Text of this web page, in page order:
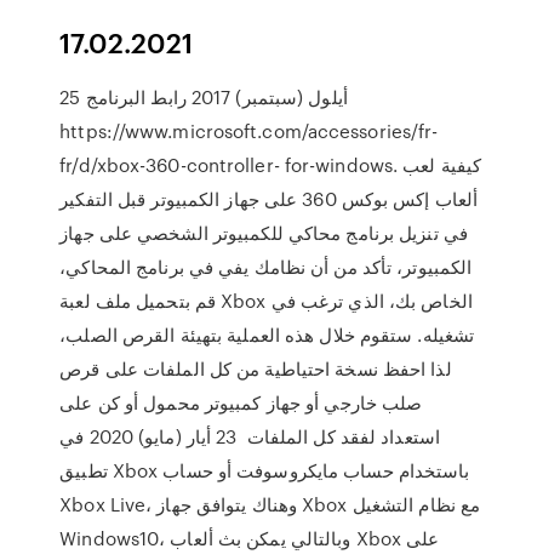
17.02.2021
25 أيلول (سبتمبر) 2017 رابط البرنامج
https://www.microsoft.com/accessories/fr-
fr/d/xbox-360-controller- for-windows. كيفية لعب
ألعاب إكس بوكس ​​360 على جهاز الكمبيوتر قبل التفكير
في تنزيل برنامج محاكي للكمبيوتر الشخصي على جهاز
الكمبيوتر، تأكد من أن نظامك يفي في برنامج المحاكي،
قم بتحميل ملف لعبة Xbox الخاص بك، الذي ترغب في
تشغيله. ستقوم خلال هذه العملية بتهيئة القرص الصلب،
لذا احفظ نسخة احتياطية من كل الملفات على قرص
صلب خارجي أو جهاز كمبيوتر محمول أو كن على
استعداد لفقد كل الملفات 23 أيار (مايو) 2020 في
تطبيق Xbox باستخدام حساب مايكروسوفت أو حساب
Xbox Live، وهناك يتوافق جهاز Xbox مع نظام التشغيل
Windows10، وبالتالي يمكن بث ألعاب Xbox على